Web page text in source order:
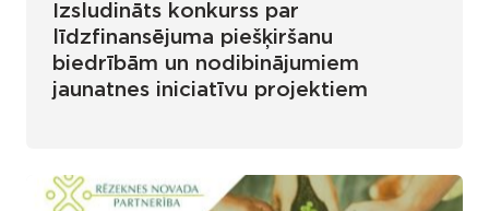
Izsludināts konkurss par
līdzfinansējuma piešķiršanu
biedrībām un nodibinājumiem
jaunatnes iniciatīvu projektiem